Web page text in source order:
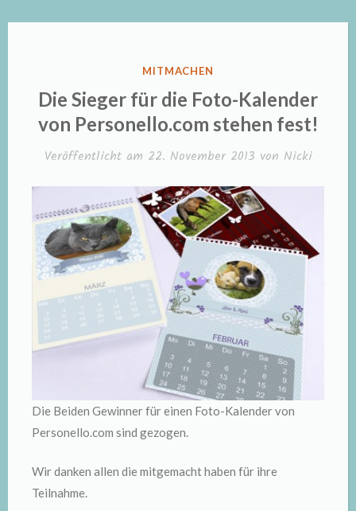
von
20
€
ein
Social
Memories
Fotobuch“
VERÖFFENTLICHT
MITMACHEN
Die Sieger für die Foto-Kalender
von Personello.com stehen fest!
Veröffentlicht am 22. November 2013 von Nicki
Die Beiden Gewinner für einen Foto-Kalender von
Personello.com sind gezogen.
Wir danken allen die mitgemacht haben für ihre
Teilnahme.